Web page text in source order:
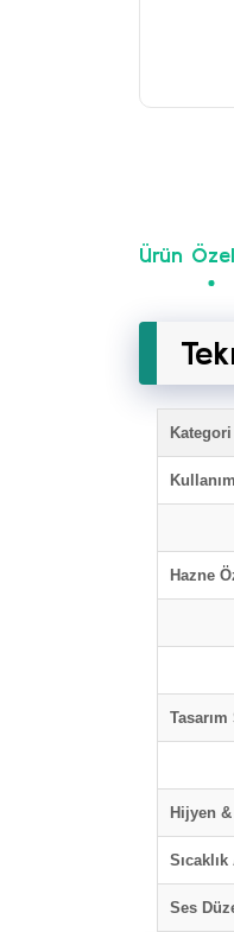
Ürün
Kategori
Hazne
Hijyen
Sıcaklık
Ses